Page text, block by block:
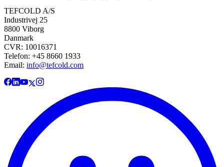
TEFCOLD A/S
Industrivej 25
8800 Viborg
Danmark
CVR: 10016371
Telefon: +45 8660 1933
Email: info@tefcold.com